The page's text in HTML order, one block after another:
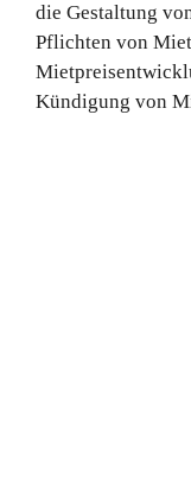
die Gestaltung
Pflichten von
Kündigung von